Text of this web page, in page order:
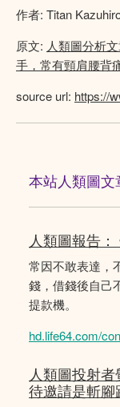
作者: Titan
原文: 人類圖分析
手，常有頸肩腰背
source url: https://
本站人類圖
人類圖報告
常因不敢表達，
錢，借錢後自己
提款機。
hd.life64.com/
人類圖投射
待邀請是斬腳